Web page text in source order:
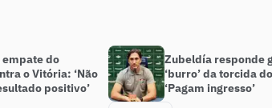
do
o Vitória: ‘Não
positivo’
Zubeldía responde
‘burro’ da torcida
‘Pagam ingresso’